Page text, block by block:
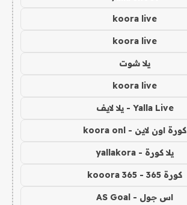
koora live
koora live
يلا شوت
koora live
Yalla Live - يلا لايف
كورة اون لاين - koora onl
يلا كورة - yallakora
كورة 365 - kooora 365
اس جول - AS Goal